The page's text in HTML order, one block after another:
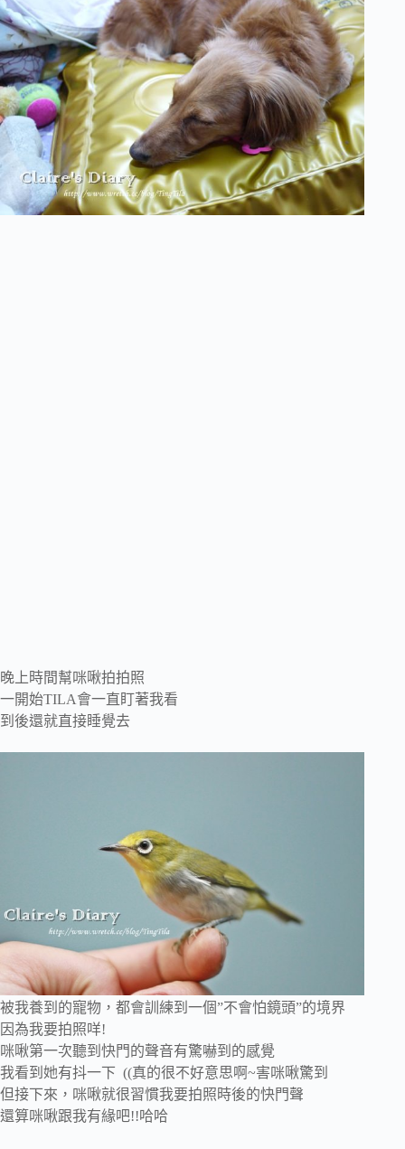
晚上時間幫咪啾拍拍照
一開始TILA會一直盯著我看
到後還就直接睡覺去
被我養到的寵物，都會訓練到一個”不會怕鏡頭”的境界
因為我要拍照咩!
咪啾第一次聽到快門的聲音有驚嚇到的感覺
我看到她有抖一下 ((真的很不好意思啊~害咪啾驚到
但接下來，咪啾就很習慣我要拍照時後的快門聲
還算咪啾跟我有緣吧!!哈哈